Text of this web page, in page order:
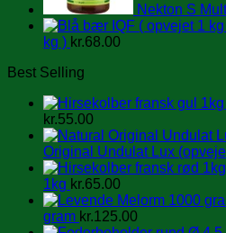
Nekton S
kg ) kr.68.00
Best Selling
kr.55.00
Original Undulat Lux
1kg kr.65.00
gram kr.125.00